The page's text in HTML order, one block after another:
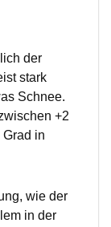
der
stark
Schnee.
+2
in
wie der
in der